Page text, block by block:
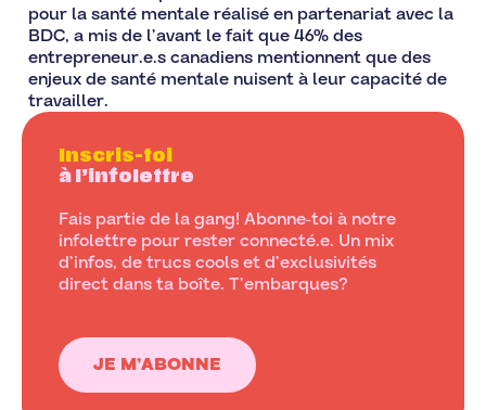
pour la santé mentale réalisé en partenariat avec la
BDC, a mis de l’avant le fait que 46% des
entrepreneur.e.s canadiens mentionnent que des
enjeux de santé mentale nuisent à leur capacité de
travailler.
Inscris-toi
à l’infolettre
Fais partie de la gang! Abonne-toi à notre
infolettre pour rester connecté.e. Un mix
d’infos, de trucs cools et d’exclusivités
direct dans ta boîte. T’embarques?
JE M’ABONNE